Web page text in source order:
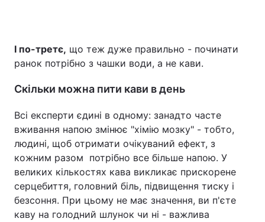
І по-третє, що теж дуже правильно - починати
ранок потрібно з чашки води, а не кави.
Скільки можна пити кави в день
Всі експерти єдині в одному: занадто часте
вживання напою змінює "хімію мозку" - тобто,
людині, щоб отримати очікуваний ефект, з
кожним разом потрібно все більше напою. У
великих кількостях кава викликає прискорене
серцебиття, головний біль, підвищення тиску і
безсоння. При цьому не має значення, ви п'єте
каву на голодний шлунок чи ні - важлива